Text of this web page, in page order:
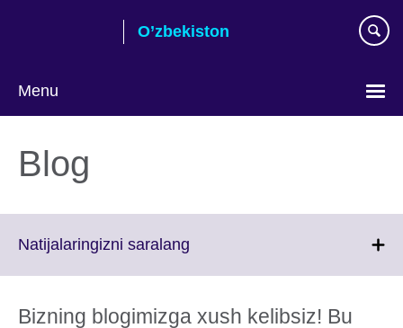
O’zbekiston
Menu
your
language
Blog
Natijalaringizni saralang
Bizning blogimizga xush kelibsiz! Bu